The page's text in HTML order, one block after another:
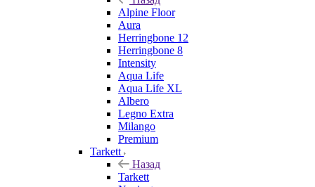
Alpine Floor
Aura
Herringbone 12
Herringbone 8
Intensity
Aqua Life
Aqua Life XL
Albero
Legno Extra
Milango
Premium
Tarkett
Назад
Tarkett